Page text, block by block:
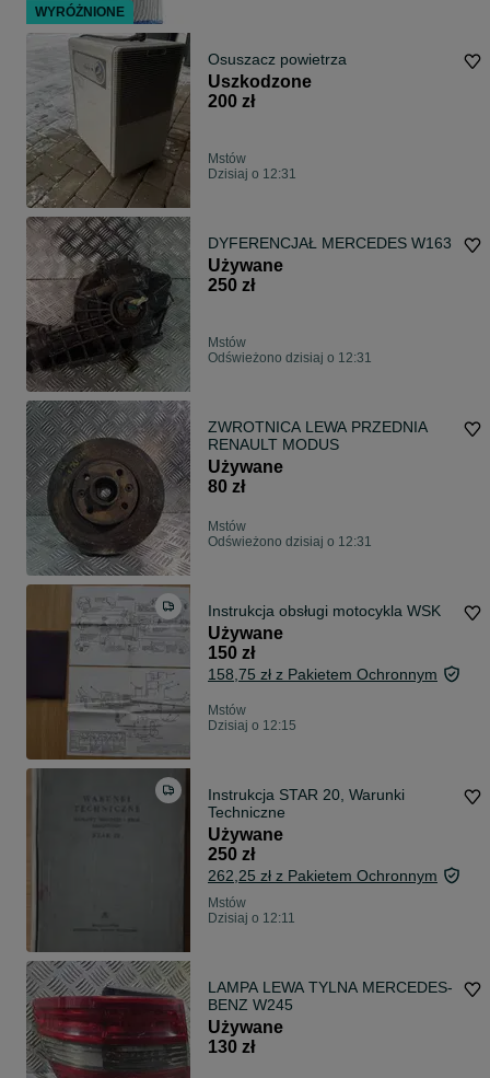
Osuszacz powietrza
Uszkodzone
200 zł
Mstów
Dzisiaj o 12:31
DYFERENCJAŁ MERCEDES W163
Używane
250 zł
Mstów
Odświeżono dzisiaj o 12:31
ZWROTNICA LEWA PRZEDNIA
RENAULT MODUS
Używane
80 zł
Mstów
Odświeżono dzisiaj o 12:31
Instrukcja obsługi motocykla WSK
Używane
150 zł
158,75 zł z Pakietem Ochronnym
Mstów
Dzisiaj o 12:15
Instrukcja STAR 20, Warunki
Techniczne
Używane
250 zł
262,25 zł z Pakietem Ochronnym
Mstów
Dzisiaj o 12:11
LAMPA LEWA TYLNA MERCEDES-
BENZ W245
Używane
130 zł
WYRÓŻNIONE